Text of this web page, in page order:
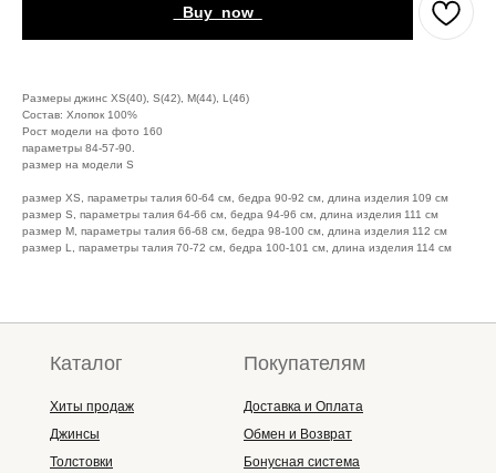
_Buy_now_
Размеры джинс XS(40), S(42), M(44), L(46)
Состав: Хлопок 100%
Рост модели на фото 160
параметры 84-57-90.
размер на модели S
размер XS, параметры талия 60-64 см, бедра 90-92 см, длина изделия 109 см
размер S, параметры талия 64-66 см, бедра 94-96 см, длина изделия 111 см
размер M, параметры талия 66-68 см, бедра 98-100 см, длина изделия 112 см
размер L, параметры талия 70-72 см, бедра 100-101 см, длина изделия 114 см
Каталог
Хиты продаж
Джинсы
Толстовки
Доставка и Оплата
Обмен и Возврат
Бонусная система
Покупателям